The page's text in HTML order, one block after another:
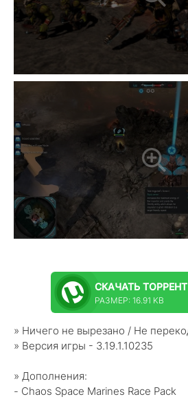
СКАЧАТЬ ТОРРЕНТ
РАЗМЕР: 16.91 KB
» Ничего не вырезано / Не
» Версия игры - 3.19.1.10235
» Дополнения:
- Chaos Space Marines Race Pack